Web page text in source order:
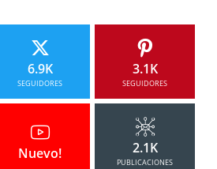
6.9K
SEGUIDORES
3.1K
SEGUIDORES
Nuevo! 2.1K
PUBLICACIONES